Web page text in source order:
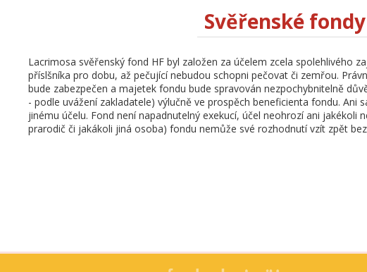
Svěřenské
Lacrimosa svěřenský fond HF byl založen za účelem zcela spolehlivého
příslšníka pro dobu, až pečující nebudou schopni pečovat či zemřou.
bude zabezpečen a majetek fondu bude spravován nezpochybnitelně
- podle uvážení zakladatele) výlučně ve prospěch beneficienta fondu.
jinému účelu. Fond není napadnutelný exekucí, účel neohrozí ani jakékoli
prarodič či jakákoli jiná osoba) fondu nemůže své rozhodnutí vzít zpět